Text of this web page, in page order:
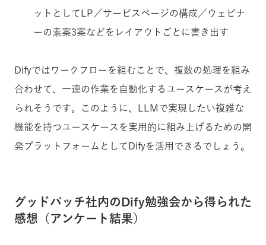
ットとしてLP／サービスページの構成／ウェビナ
ーの素案3案などをレイアウトごとに書き出す
Difyではワークフローを組むことで、複数の処理を組み
合わせて、一連の作業を自動化するユースケースが考え
られそうです。このように、LLMで実現したい複雑な
機能を持つユースケースを実用的に組み上げるための開
発プラットフォームとしてDifyを活用できるでしょう。
グッドパッチ社内のDify勉強会から得られた
感想（アンケート結果）